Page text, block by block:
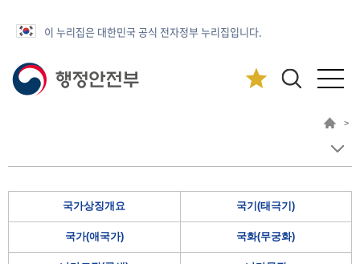
이 누리집은 대한민국 공식 전자정부 누리집입니다.
>
국가상징개요 국기(태극기)
국가(애국가) 국화(무궁화)